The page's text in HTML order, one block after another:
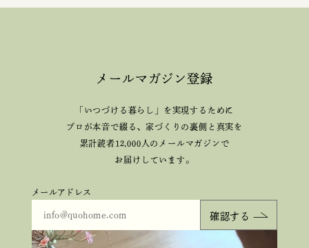
メールマガジン登録
「いつづける暮らし」を実現するために
プロが本音で綴る、家づくりの裏側と真実を
累計読者12,000人のメールマガジンで
お届けしています。
メールアドレス